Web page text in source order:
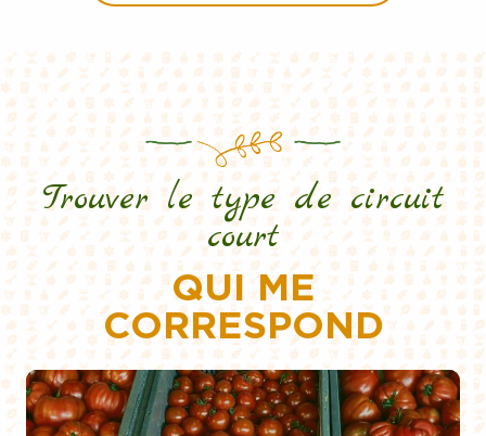
Trouver le type de circuit
court
QUI ME
CORRESPOND